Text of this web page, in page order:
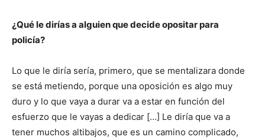
¿Qué le dirías a alguien que decide opositar para
policía?
Lo que le diría sería, primero, que se mentalizara donde
se está metiendo, porque una oposición es algo muy
duro y lo que vaya a durar va a estar en función del
esfuerzo que le vayas a dedicar […] Le diría que va a
tener muchos altibajos, que es un camino complicado,